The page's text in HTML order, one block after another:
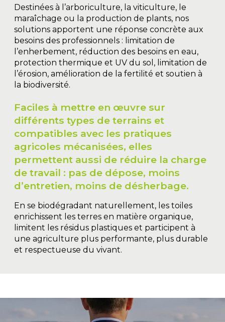
Destinées à l’arboriculture, la viticulture, le
maraîchage ou la production de plants, nos
solutions apportent une réponse concrète aux
besoins des professionnels : limitation de
l’enherbement, réduction des besoins en eau,
protection thermique et UV du sol, limitation de
l’érosion, amélioration de la fertilité et soutien à
la biodiversité.
Faciles à mettre en œuvre sur
différents types de terrains et
compatibles avec les pratiques
agricoles mécanisées, elles
permettent aussi de réduire la charge
de travail : pas de dépose, moins
d’entretien, moins de désherbage.
En se biodégradant naturellement, les toiles
enrichissent les terres en matière organique,
limitent les résidus plastiques et participent à
une agriculture plus performante, plus durable
et respectueuse du vivant.